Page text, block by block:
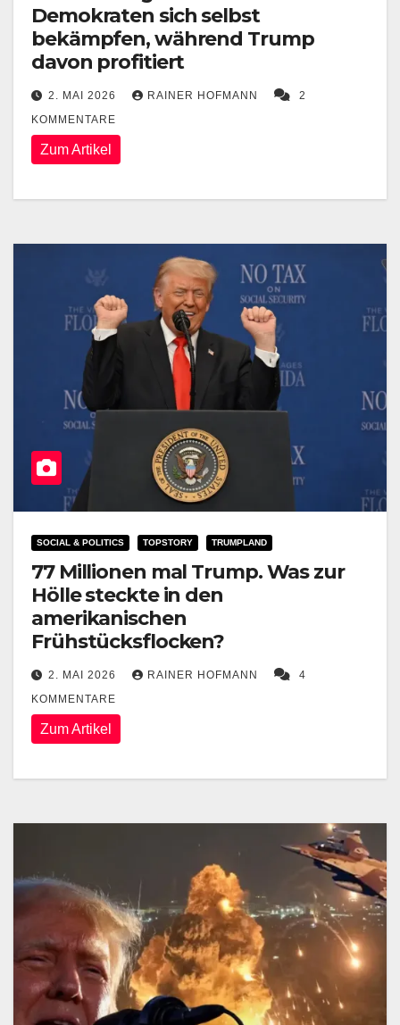
Demokraten sich selbst
bekämpfen, während Trump
davon profitiert
2. MAI 2026 RAINER HOFMANN
2
KOMMENTARE
Zum Artikel
SOCIAL & POLITICS TOPSTORY TRUMPLAND
77 Millionen mal Trump. Was zur
Hölle steckte in den
amerikanischen
Frühstücksflocken?
2. MAI 2026 RAINER HOFMANN
4
KOMMENTARE
Zum Artikel